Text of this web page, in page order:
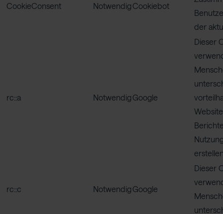
CookieConsent Notwendig Cookiebot
der
rc::a Notwendig Google
Dieser
rc::c Notwendig Google
Dieser